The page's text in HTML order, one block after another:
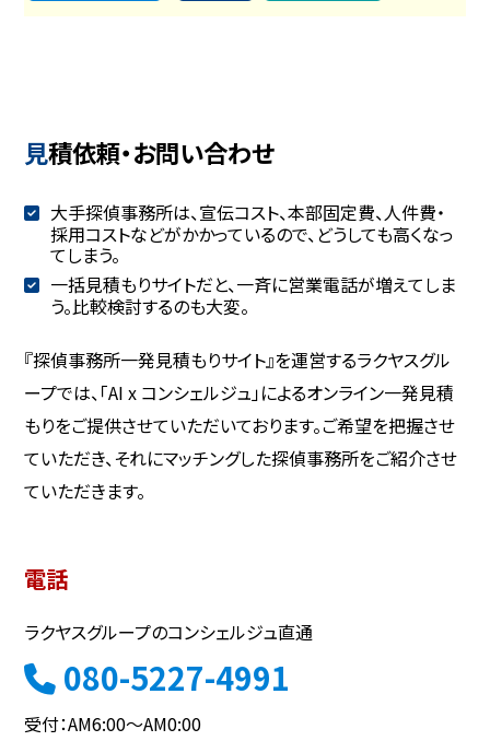
見積依頼・お問い合わせ
大手探偵事務所は、宣伝コスト、本部固定費、人件費・
採用コストなどがかかっているので、どうしても高くなっ
てしまう。
一括見積もりサイトだと、一斉に営業電話が増えてしま
う。比較検討するのも大変。
『探偵事務所一発見積もりサイト』を運営するラクヤスグル
ープでは、「AI x コンシェルジュ」によるオンライン一発見積
もりをご提供させていただいております。ご希望を把握させ
ていただき、それにマッチングした探偵事務所をご紹介させ
ていただきます。
電話
ラクヤスグループのコンシェルジュ直通
080-5227-4991
受付：AM6:00～AM0:00